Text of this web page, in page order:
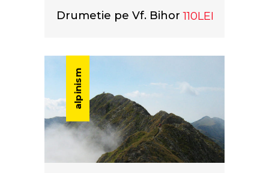
Drumetie pe Vf. Bihor 110LEI
alpinism